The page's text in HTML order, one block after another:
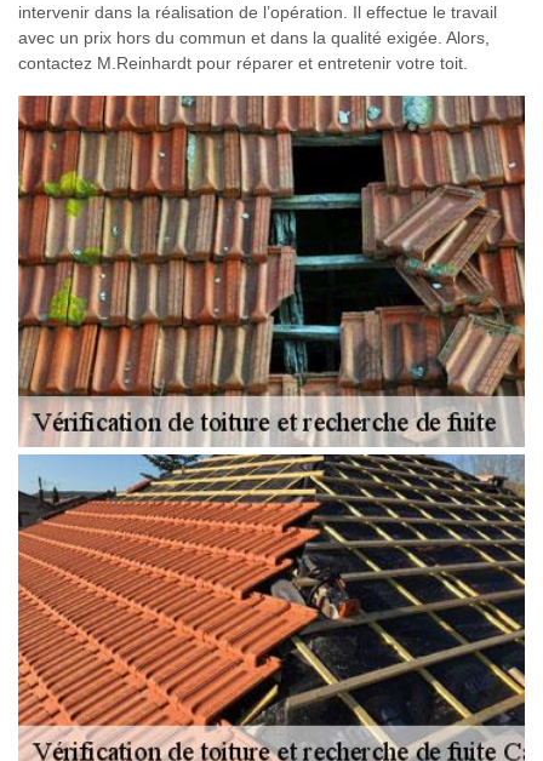
intervenir dans la réalisation de l’opération. Il effectue le travail
avec un prix hors du commun et dans la qualité exigée. Alors,
contactez M.Reinhardt pour réparer et entretenir votre toit.